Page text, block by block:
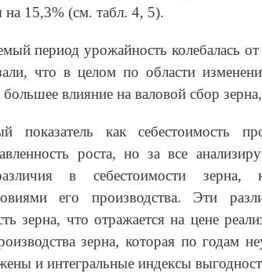
на 15,3% (см. табл. 4, 5).
период урожайность колебалась
что в целом по области
влияние на валовой сбор
показатель как себестоимость
роста, но за все
в себестоимости зерна,
его производства. Эти
зерна, что отражается на цене
зерна, которая по годам
и интегральные индексы